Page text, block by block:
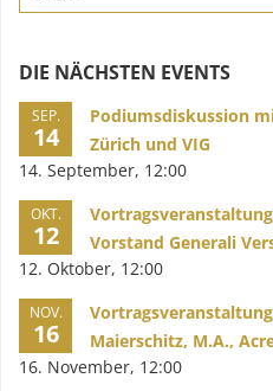
DIE NÄCHSTEN EVENTS
SEP.
14
Podiumsdiskussion
Zürich und VIG
14. September, 12:00
OKT.
12
Vorstand Generali
12. Oktober, 12:00
NOV.
16
Maierschitz, M.A.,
16. November, 12:00